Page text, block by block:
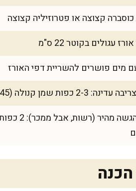
מים פושרים להשריית דפי האורז
2-3 כפות שמן קנולה (30-45 מ"ל)